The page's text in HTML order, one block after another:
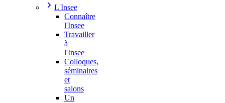
L'Insee
Connaître
l'Insee
Travailler
à
l'Insee
Colloques,
séminaires
et
salons
Un